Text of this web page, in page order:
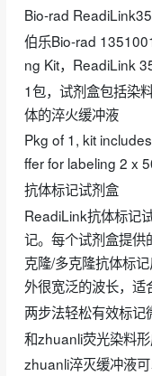
Bio-rad
伯乐Bio-rad
ng Kit，ReadiLink
1包，试剂盒包括染
体的淬火缓冲液
Pkg of 1, kit
ffer for labeling 2 x
抗体标记试剂盒
ReadiLink抗体标记
记。每个试剂盒提
克隆/多克隆抗体标
外很宽泛的波长，适
两步法轻松有效标记
和zhuanli荧光染料
zhuanli淬灭缓冲液